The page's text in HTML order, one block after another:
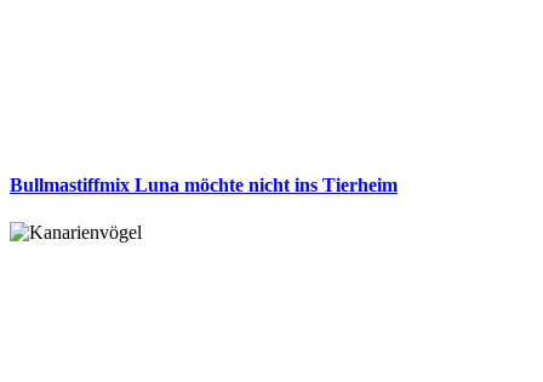
Bullmastiffmix Luna möchte nicht ins Tierheim